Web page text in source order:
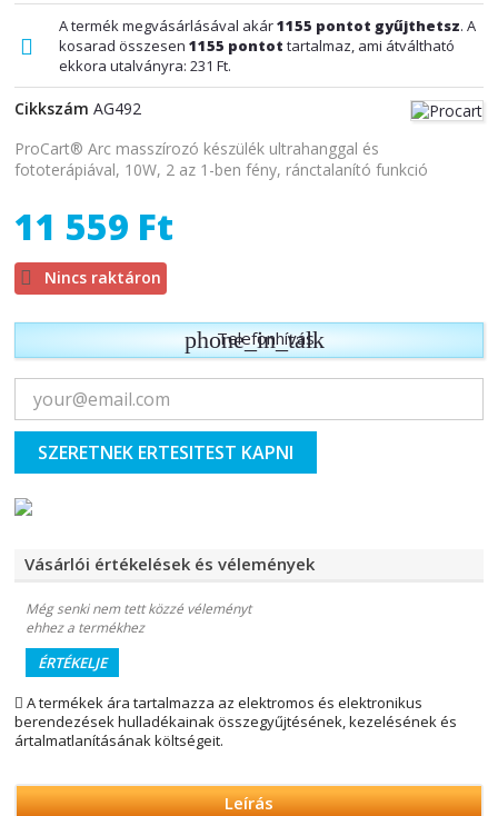
A termék megvásárlásával akár1155 pontot gyűjthetsz. A
kosarad összesen 1155 pontot tartalmaz, ami átváltható
ekkora utalványra: 231 Ft.
Cikkszám AG492
ProCart® Arc masszírozó készülék ultrahanggal és
fototerápiával, 10W, 2 az 1-ben fény, ránctalanító funkció
11 559 Ft
 Nincs raktáron
phone_in_talk
Telefonhívás
SZERETNEK ERTESITEST KAPNI
Vásárlói értékelések és vélemények
Még senki nem tett közzé véleményt
ehhez a termékhez
ÉRTÉKELJE
A termékek ára tartalmazza az elektromos és elektronikus
berendezések hulladékainak összegyűjtésének, kezelésének és
ártalmatlanításának költségeit.
Leírás